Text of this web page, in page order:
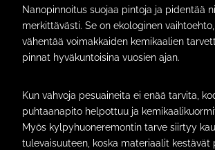
Nanopinnoitus suojaa pintoja ja pidentää
merkittävästi. Se on ekologinen
vähentää voimakkaiden kemikaalien
pinnat hyväkuntoisina vuosien ajan.
Kun vahvoja pesuaineita ei enää tarvita,
puhtaanapito helpottuu ja
Myös kylpyhuoneremontin tarve siirtyy
tulevaisuuteen, koska materiaalit kestävät